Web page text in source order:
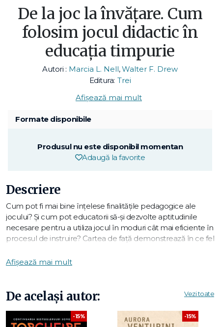
De la joc la învățare. Cum
folosim jocul didactic în
educația timpurie
Autori : Marcia L. Nell,Walter F. Drew
Editura: Trei
Afișează mai mult
Formate disponibile
Produsul nu este disponibil momentan
Adaugă la favorite
Descriere
Cum pot fi mai bine înțelese finalitățile pedagogice ale
jocului? Și cum pot educatorii să-și dezvolte aptitudinile
necesare pentru a utiliza jocul în moduri cât mai eficiente în
procesul de instruire? Cartea de față demonstrează în ce fel
ludice creative și nedirijate conduce la o reevaluare a
"autoactiv", dar și prin stabilirea câtorva principii pedagogice
specifice, autorii americani demonstrează că jocul practic și
nestructurat, bazat adesea pe materiale reciclate,
reprezintă nu doar un prilej de recreere, ci mai ales o ocazie
Afișează mai mult
De același autor: Vezi toate
-15% -15%